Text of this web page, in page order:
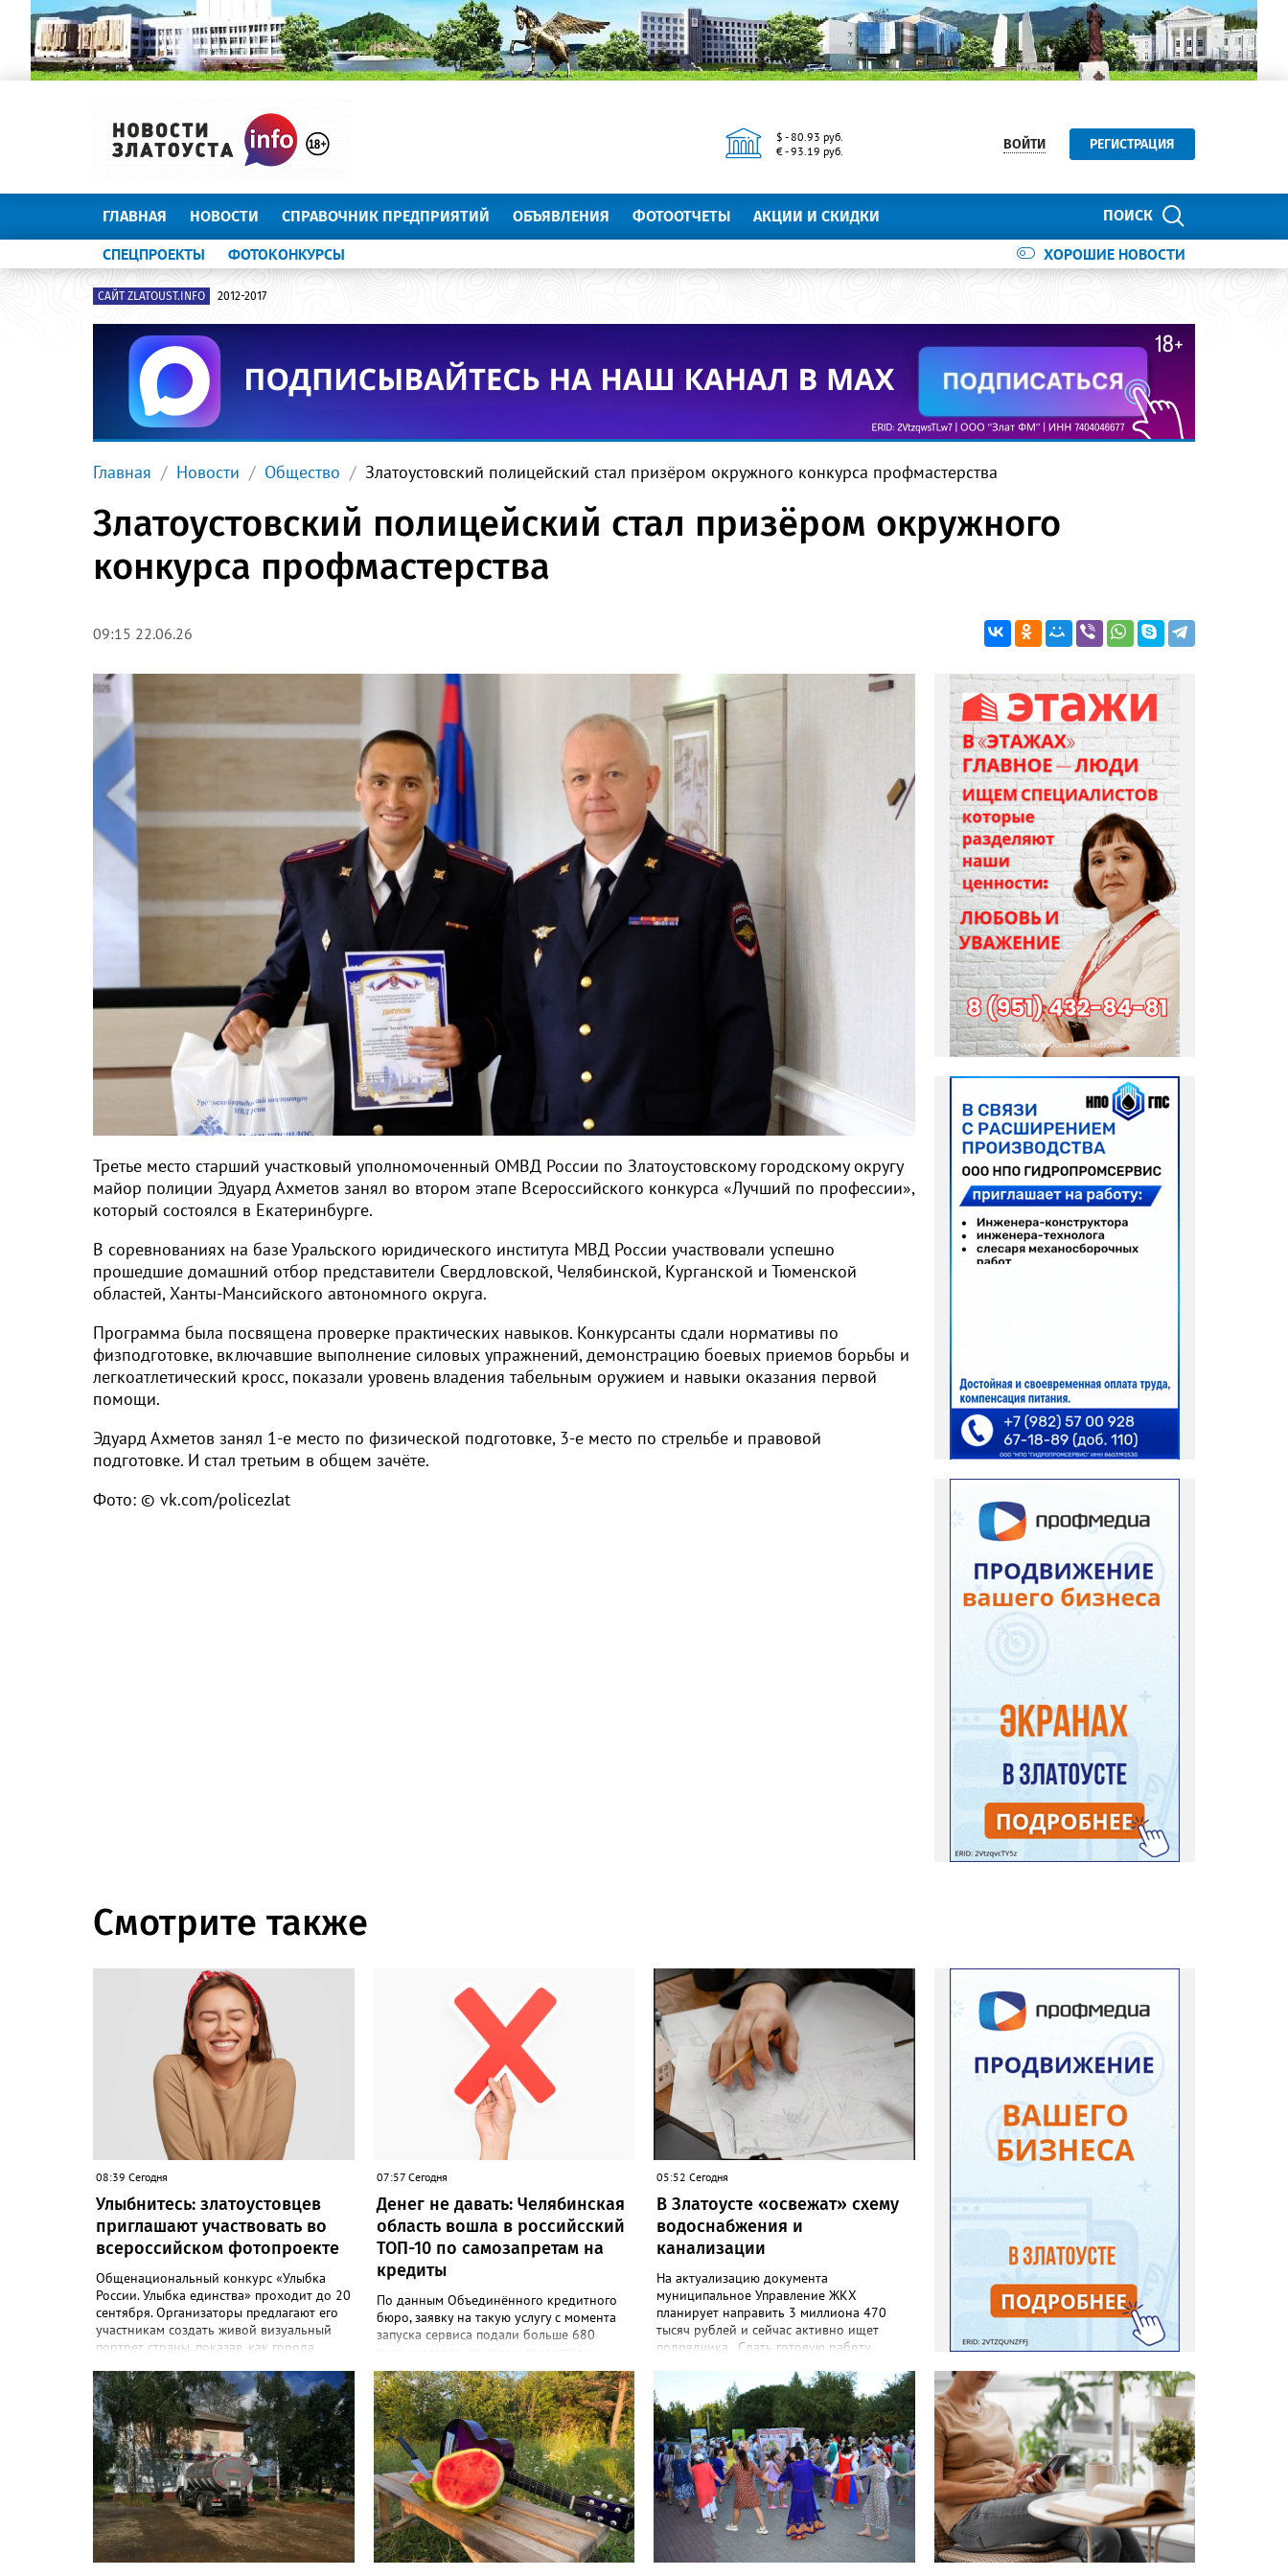
$ - 80.93 руб.
€ - 93.19 руб.
ВОЙТИ РЕГИСТРАЦИЯ
ПОИСК
ГЛАВНАЯ НОВОСТИ СПРАВОЧНИК ПРЕДПРИЯТИЙ ОБЪЯВЛЕНИЯ ФОТООТЧЕТЫ АКЦИИ И СКИДКИ
ХОРОШИЕ НОВОСТИ
СПЕЦПРОЕКТЫ ФОТОКОНКУРСЫ
САЙТ ZLATOUST.INFO 2012-2017
Главная Новости Общество Златоустовский полицейский стал призёром окружного конкурса профмастерства
Златоустовский полицейский стал призёром окружного
конкурса профмастерства
09:15 22.06.26
Третье место старший участковый уполномоченный ОМВД России по Златоустовскому городскому округу
майор полиции Эдуард Ахметов занял во втором этапе Всероссийского конкурса «Лучший по профессии»,
который состоялся в Екатеринбурге.
В соревнованиях на базе Уральского юридического института МВД России участвовали успешно
прошедшие домашний отбор представители Свердловской, Челябинской, Курганской и Тюменской
областей, Ханты-Мансийского автономного округа.
Программа была посвящена проверке практических навыков. Конкурсанты сдали нормативы по
физподготовке, включавшие выполнение силовых упражнений, демонстрацию боевых приемов борьбы и
легкоатлетический кросс, показали уровень владения табельным оружием и навыки оказания первой
помощи.
Эдуард Ахметов занял 1-е место по физической подготовке, 3-е место по стрельбе и правовой
подготовке. И стал третьим в общем зачёте.
Фото: © vk.com/policezlat
Смотрите также
08:39 Сегодня
Улыбнитесь: златоустовцев
приглашают участвовать во
всероссийском фотопроекте
Общенациональный конкурс «Улыбка
России. Улыбка единства» проходит до 20
сентября. Организаторы предлагают его
участникам создать живой визуальный
портрет страны, показав, как города
персональную «Карту улыбок». «Чтобы
создать «Карту улыбок», нужно
выполнить четыре простых шага: перейти
на сайт улыбкароссии.рф и нажать
кнопку «Собрать карту улыбок»;
загрузить фотографию с улыбкой –
подойдёт портрет одного человека, пары,
семьи или нескольких поколений в
одном кадре; отметить один или
несколько городов, связанных с историей
семьи или важными воспоминаниями;
07:57 Сегодня
Денег не давать: Челябинская
область вошла в российсский
ТОП-10 по самозапретам на
кредиты
По данным Объединённого кредитного
бюро, заявку на такую услугу с момента
запуска сервиса подали больше 680
регион занимает девятое место в
соответствующем российском рейтинге.
Только в июле от жителей Челябинской
области поступило 18 тысяч 720
заявлений на установку ограничений и
около 6700 — на их снятие. В целом не
давать им взаймы сегодня просят 543 с
лишним тысячи человек. Почти 89 тысяч
за это время решили запрет отозвать.
При этом, утверждают аналитики бюро,
примерно каждый пятый из тех, кто
установил самозапрет, никогда кредиты
05:52 Сегодня
В Златоусте «освежат» схему
водоснабжения и
канализации
На актуализацию документа
муниципальное Управление ЖКХ
планирует направить 3 миллиона 470
тысяч рублей и сейчас активно ищет
подрядчика. Сдать готовую работу
до 10 декабря этого года. В техническом
задании, которое размещено на портале
закупки.гоу, сказано, что среди главных
задач - улучшение качества жизни и
охраны здоровья златоустовцев и
повышение энергоэффективности
систем. Кроме электронных схем,
исполнителю нужно разработать
предложения по строительству и
реконструкции водоснабжения и
канализации, оценив размер вложений, а